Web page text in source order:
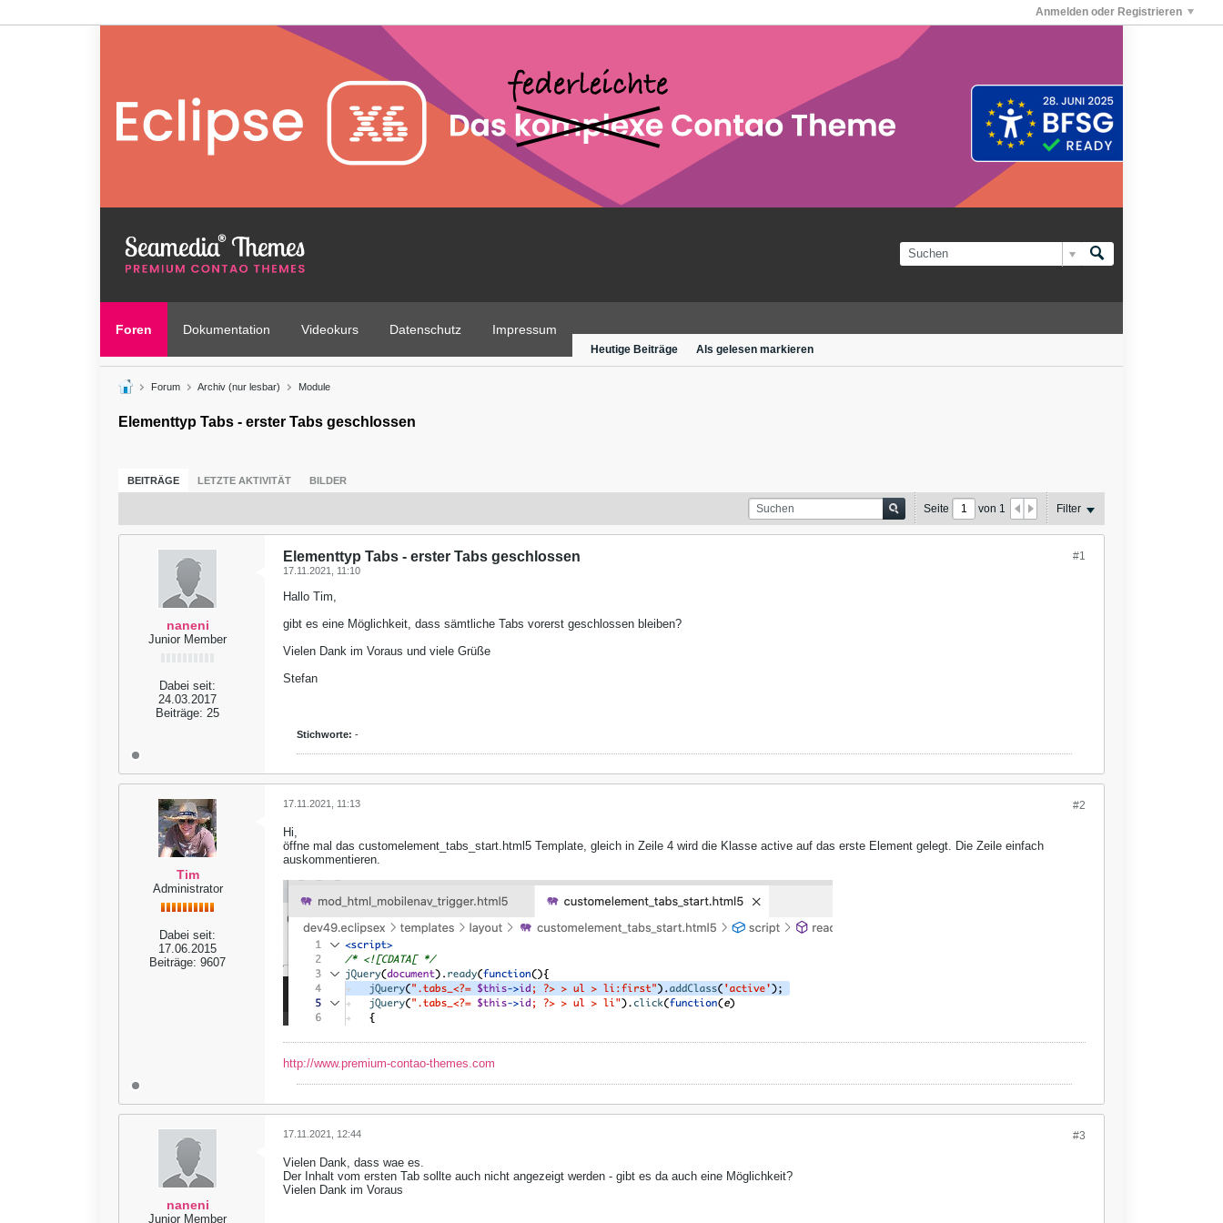
Anmelden oder Registrieren
Foren Dokumentation Videokurs Datenschutz Impressum
Heutige Beiträge Als gelesen markieren
Forum Archiv (nur lesbar) Module
Elementtyp Tabs - erster Tabs geschlossen
BEITRÄGE LETZTE AKTIVITÄT BILDER
Seite von 1 Filter
naneni
Junior Member
Dabei seit:
24.03.2017
Beiträge: 25
#1
Elementtyp Tabs - erster Tabs geschlossen
17.11.2021, 11:10
Hallo Tim,
gibt es eine Möglichkeit, dass sämtliche Tabs vorerst geschlossen bleiben?
Vielen Dank im Voraus und viele Grüße
Stefan
Stichworte: -
Tim
Administrator
Dabei seit:
17.06.2015
Beiträge: 9607
#2
17.11.2021, 11:13
Hi,
öffne mal das customelement_tabs_start.html5 Template, gleich in Zeile 4 wird die Klasse active auf das erste Element gelegt. Die Zeile einfach
auskommentieren.
http://www.premium-contao-themes.com
naneni
Junior Member
#3
17.11.2021, 12:44
Vielen Dank, dass wae es.
Der Inhalt vom ersten Tab sollte auch nicht angezeigt werden - gibt es da auch eine Möglichkeit?
Vielen Dank im Voraus